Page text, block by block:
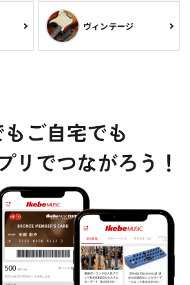
ヴィンテージ